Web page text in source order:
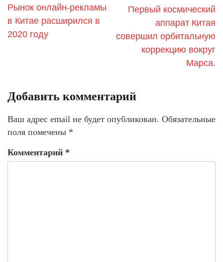
Рынок онлайн-рекламы
в Китае расширился в
2020 году
Первый космический
аппарат Китая
совершил орбитальную
коррекцию вокруг
Марса.
Добавить комментарий
Ваш адрес email не будет опубликован. Обязательные
поля помечены *
Комментарий *